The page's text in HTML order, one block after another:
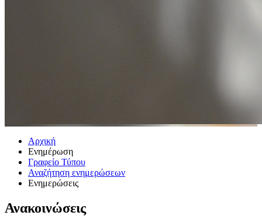
Αρχική
Ενημέρωση
Γραφείο Τύπου
Αναζήτηση ενημερώσεων
Ενημερώσεις
Ανακοινώσεις